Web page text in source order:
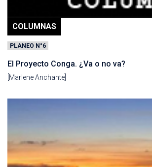
COLUMNAS
PLANEO N°6
El Proyecto Conga. ¿Va o no va?
[Marlene Anchante]